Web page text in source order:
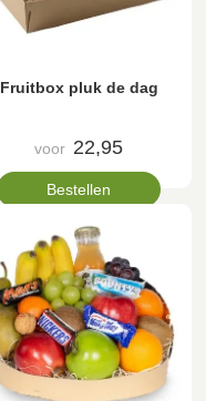
Fruitbox pluk de dag
voor 22,95
Bestellen